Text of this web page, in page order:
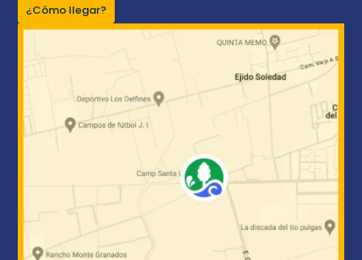
¿Cómo llegar?